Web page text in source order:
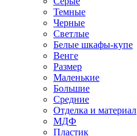
Темные
Черные
Светлые
Белые шкафы-купе
Венге
Размер
Маленькие
Большие
Средние
Отделка и материал
МДФ
Пластик